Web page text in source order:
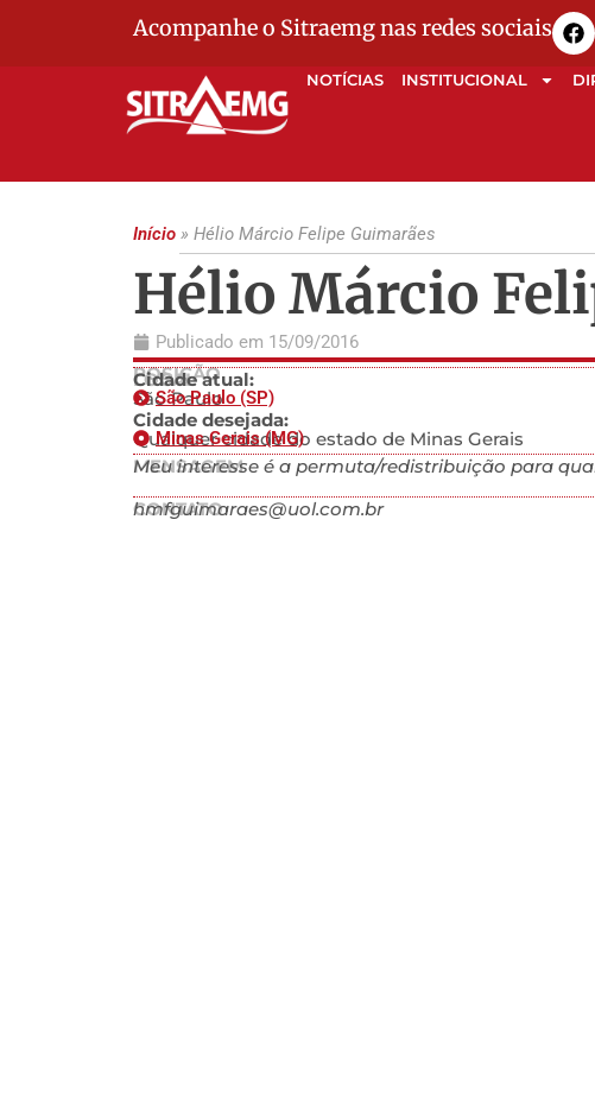
Acompanhe o Sitraemg nas redes sociais
NOTÍCIAS INSTITUCIONAL
Início » Hélio Márcio Felipe Guimarães
Hélio Márcio
Publicado em 15/09/2016
POSIÇÃO
LOCAL
Cidade atual:
São Paulo
São Paulo (SP)
Cidade desejada:
Qualquer cidade do estado de Minas Gerais
Minas Gerais (MG)
MENSAGEM
Meu interesse é a permuta/redistribuição para
CONTATO
hmfguimaraes@uol.com.br